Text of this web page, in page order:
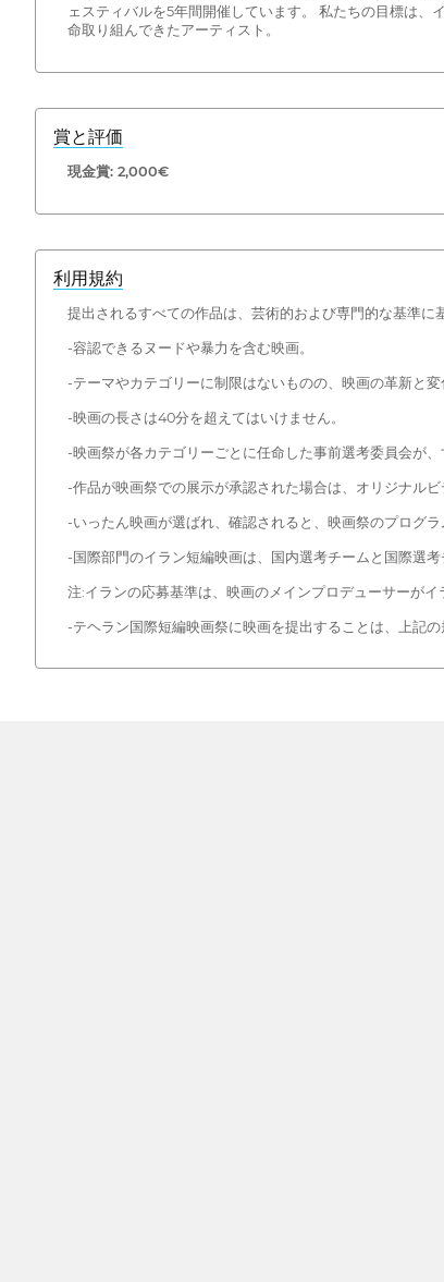
ェスティバルを5年間開催しています。 私たちの目標は
命取り組んできたアーティスト。
賞と評価
現金賞: 2,000€
利用規約
提出されるすべての作品は、芸術的および専門的な基準に
-容認できるヌードや暴力を含む映画。
-テーマやカテゴリーに制限はないものの、映画の革新と
-映画の長さは40分を超えてはいけません。
-映画祭が各カテゴリーごとに任命した事前選考委員会が
-作品が映画祭での展示が承認された場合は、オリジナル
-いったん映画が選ばれ、確認されると、映画祭のプログ
-国際部門のイラン短編映画は、国内選考チームと国際選考
注:イランの応募基準は、映画のメインプロデューサーが
-テヘラン国際短編映画祭に映画を提出することは、上記